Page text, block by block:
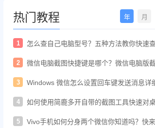
热门教程 年 月
1
怎么查自己电脑型号？五种方法教你快速
2
微信电脑截图快捷键是哪个？微信电脑版
3
Windows 微信怎么设置回车键发送消息详
4
如何使用简鹿多开自带的截图工具快速对
5
Vivo手机如何分身两个微信你知道吗？快